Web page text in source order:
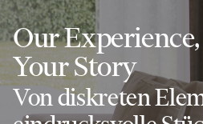
Our Experience,
Your Story
Von diskreten